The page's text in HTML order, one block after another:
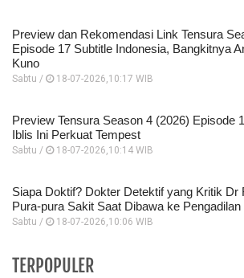
Preview dan Rekomendasi Link Tensura
Episode 17 Subtitle Indonesia, Bangkitnya
Kuno
Sabtu / 18-07-2026,10:17 WIB
Preview Tensura Season 4 (2026) Episode
Iblis Ini Perkuat Tempest
Sabtu / 18-07-2026,10:14 WIB
Siapa Doktif? Dokter Detektif yang Kritik Dr
Pura-pura Sakit Saat Dibawa ke Pengadilan
Sabtu / 18-07-2026,10:06 WIB
TERPOPULER